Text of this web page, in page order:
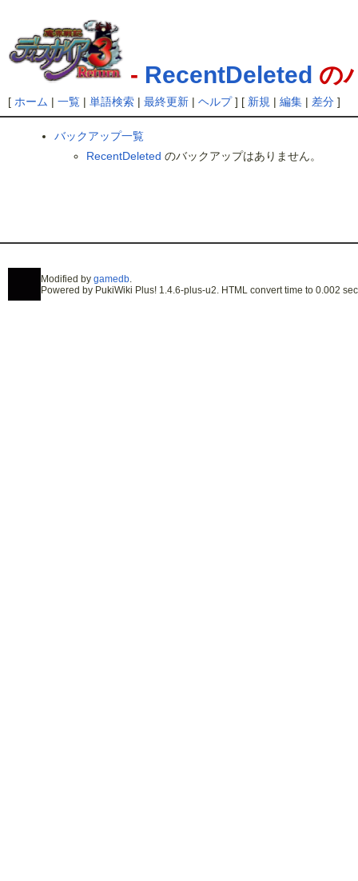
- RecentDeleted の
[ ホーム | 一覧| 単語検索| 最終更新| ヘルプ] [ 新規 | 編集| 差分]
バックアップ一覧
RecentDeleted のバックアップはありません。
Modified by gamedb.
Powered by PukiWiki Plus! 1.4.6-plus-u2. HTML convert time to 0.002